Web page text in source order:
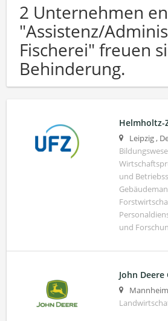
2 Unternehmen
"Assistenz/
Fischerei" freuen
Behinderung.
Helmholtz-
Leipzig,
und
und
John Deere
Mannheim